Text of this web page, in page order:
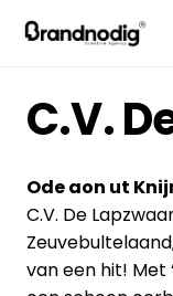
C.V.
Ode aon ut
C.V. De
van een hit! Met